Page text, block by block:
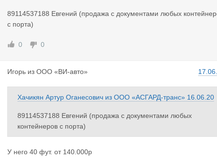
89114537188 Евгений (продажа с документами любых
с порта)
0 0
Игорь из ООО «ВИ-авто»
Хачикян Артур Оганесович из ООО «АСГАРД-транс» 16.06.20
89114537188 Евгений (продажа с документами любых
контейнеров с порта)
У него 40 фут. от 140.000р